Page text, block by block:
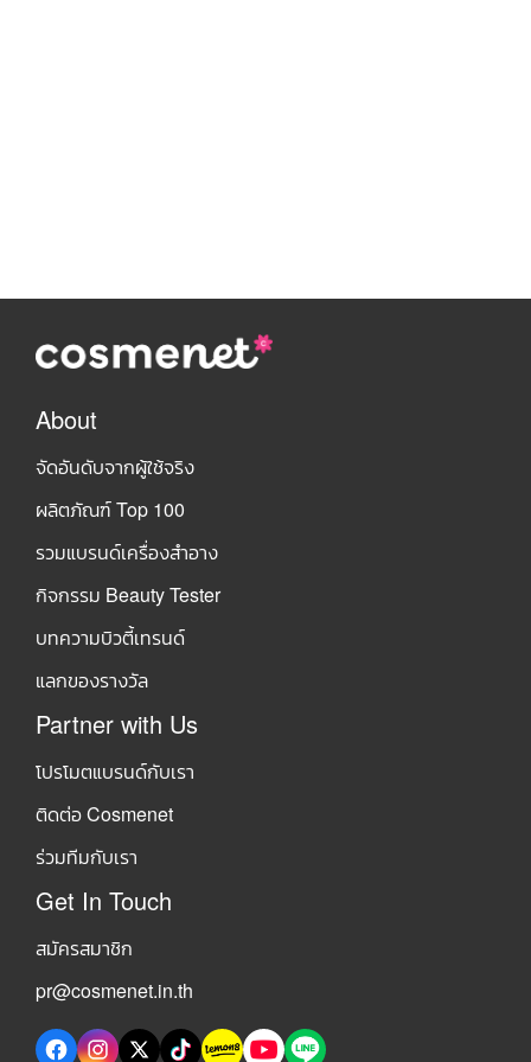
About
จัดอันดับจากผู้ใช้จริง
ผลิตภัณฑ์ Top 100
รวมแบรนด์เครื่องสำอาง
กิจกรรม Beauty Tester
บทความบิวตี้เทรนด์
แลกของรางวัล
Partner with Us
โปรโมตแบรนด์กับเรา
ติดต่อ Cosmenet
ร่วมทีมกับเรา
Get In Touch
สมัครสมาชิก
pr@cosmenet.in.th